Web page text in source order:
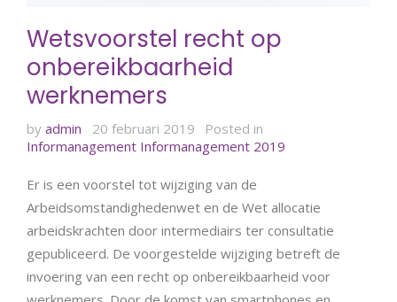
Wetsvoorstel recht op
onbereikbaarheid
werknemers
by admin 20 februari 2019
Posted in
Informanagement Informanagement 2019
Er is een voorstel tot wijziging van de
Arbeidsomstandighedenwet en de Wet allocatie
arbeidskrachten door intermediairs ter consultatie
gepubliceerd. De voorgestelde wijziging betreft de
invoering van een recht op onbereikbaarheid voor